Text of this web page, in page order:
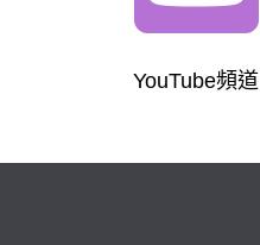
YouTube頻道